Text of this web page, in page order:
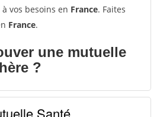
vos besoins en France. Faites
France.
une mutuelle
?